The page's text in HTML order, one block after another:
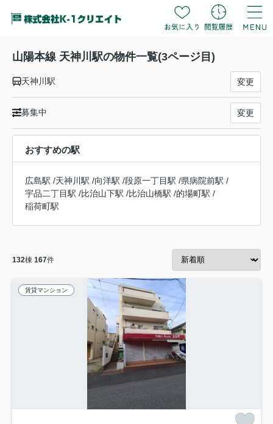
山陽本線 天神川駅の物件一覧(3ページ目)
天神川駅 変更
募集中 変更
おすすめの駅
広島駅 /天神川駅 /向洋駅 /段原一丁目駅 /県病院前駅 /
宇品二丁目駅 /比治山下駅 /比治山橋駅 /的場町駅 /
稲荷町駅
132棟 167件
賃貸マンション